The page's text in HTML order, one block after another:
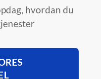
hvordan du